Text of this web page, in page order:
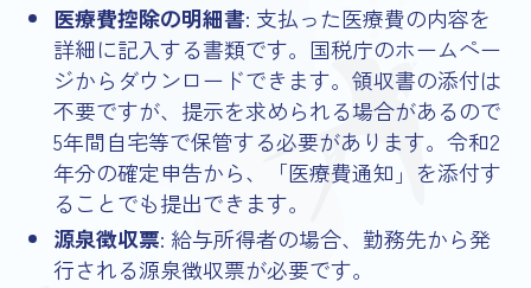
医療費控除の明細書: 支払った医療費の内容を
詳細に記入する書類です。国税庁のホームペー
ジからダウンロードできます。領収書の添付は
不要ですが、提示を求められる場合があるので
5年間自宅等で保管する必要があります。令和2
年分の確定申告から、「医療費通知」を添付す
ることでも提出できます。
源泉徴収票: 給与所得者の場合、勤務先から発
行される源泉徴収票が必要です。